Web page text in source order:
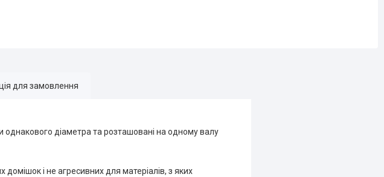
для замовлення
однакового діаметра та розташовані на одному валу
і не агресивних для матеріалів, з яких